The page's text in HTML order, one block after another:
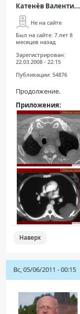
Катенёв Валенти...
Не на сайте
Был на сайте: 7 лет 8
месяцев назад
Зарегистрирован:
22.03.2008 - 22:15
Публикации: 54876
Продолжение.
Приложения:
Наверх
Вс, 05/06/2011 - 00:15